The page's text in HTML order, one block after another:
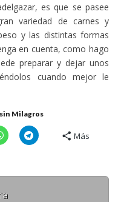
es que se pasee
variedad de carnes y
y las distintas formas
en cuenta, como hago
preparar y dejar unos
cuando mejor le
Milagros
Más